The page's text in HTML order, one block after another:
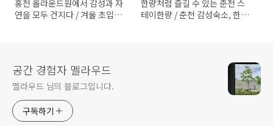
홍천 올라운드원에서 감성과 자
연을 모두 건지다 / 겨울 초입의
한량처럼 즐길 수 있는 춘천 스
테이한량 / 춘천 감성숙소, 한옥
공간 경험자 멜라우드
멜라우드 님의 블로그입니다.
구독하기